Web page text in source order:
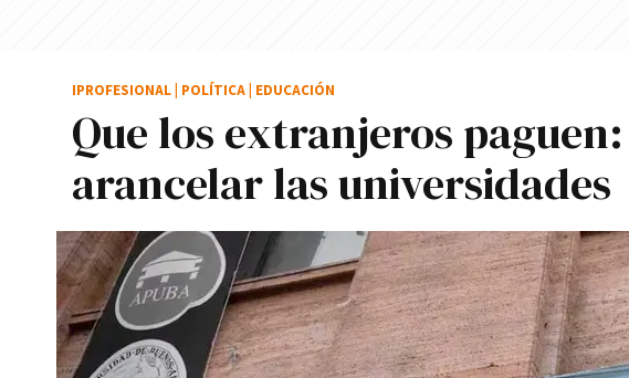
Que los extranjeros
arancelar las universidades
IPROFESIONAL POLÍTICA EDUCACIÓN